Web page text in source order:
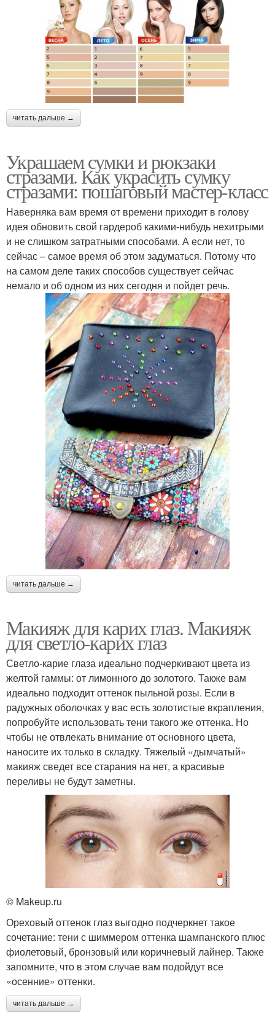
читать дальше →
Украшаем сумки и рюкзаки
стразами. Как украсить сумку
стразами: пошаговый мастер-класс
Наверняка вам время от времени приходит в голову
идея обновить свой гардероб какими-нибудь нехитрыми
и не слишком затратными способами. А если нет, то
сейчас – самое время об этом задуматься. Потому что
на самом деле таких способов существует сейчас
немало и об одном из них сегодня и пойдет речь.
читать дальше →
Макияж для карих глаз. Макияж
для светло-карих глаз
Светло-карие глаза идеально подчеркивают цвета из
желтой гаммы: от лимонного до золотого. Также вам
идеально подходит оттенок пыльной розы. Если в
радужных оболочках у вас есть золотистые вкрапления,
попробуйте использовать тени такого же оттенка. Но
чтобы не отвлекать внимание от основного цвета,
наносите их только в складку. Тяжелый «дымчатый»
макияж сведет все старания на нет, а красивые
переливы не будут заметны.
© Makeup.ru
Ореховый оттенок глаз выгодно подчеркнет такое
сочетание: тени с шиммером оттенка шампанского плюс
фиолетовый, бронзовый или коричневый лайнер. Также
запомните, что в этом случае вам подойдут все
«осенние» оттенки.
читать дальше →